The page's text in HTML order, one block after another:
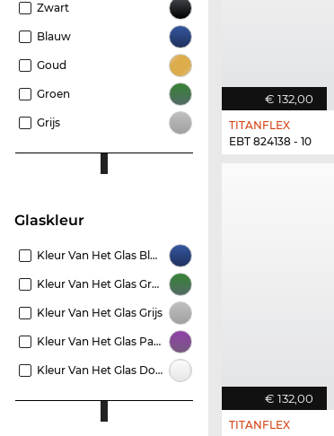
Zwart
Blauw
Goud
Groen
Grijs
Glaskleur
Kleur Van Het Glas Blauw
Kleur Van Het Glas Groen
Kleur Van Het Glas Grijs
Kleur Van Het Glas Paars
Kleur Van Het Glas Doorzichtig
€ 132,00
TITANFLEX
EBT 824138 - 10
€ 132,00
TITANFLEX